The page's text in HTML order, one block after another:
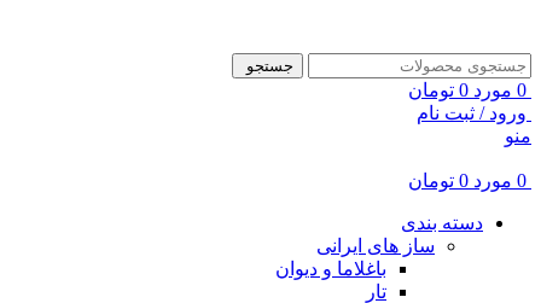
جستجو
0 مورد 0 تومان
ورود / ثبت نام
منو
0 مورد 0 تومان
دسته بندی
ساز های ایرانی
باغلاما و دیوان
تار